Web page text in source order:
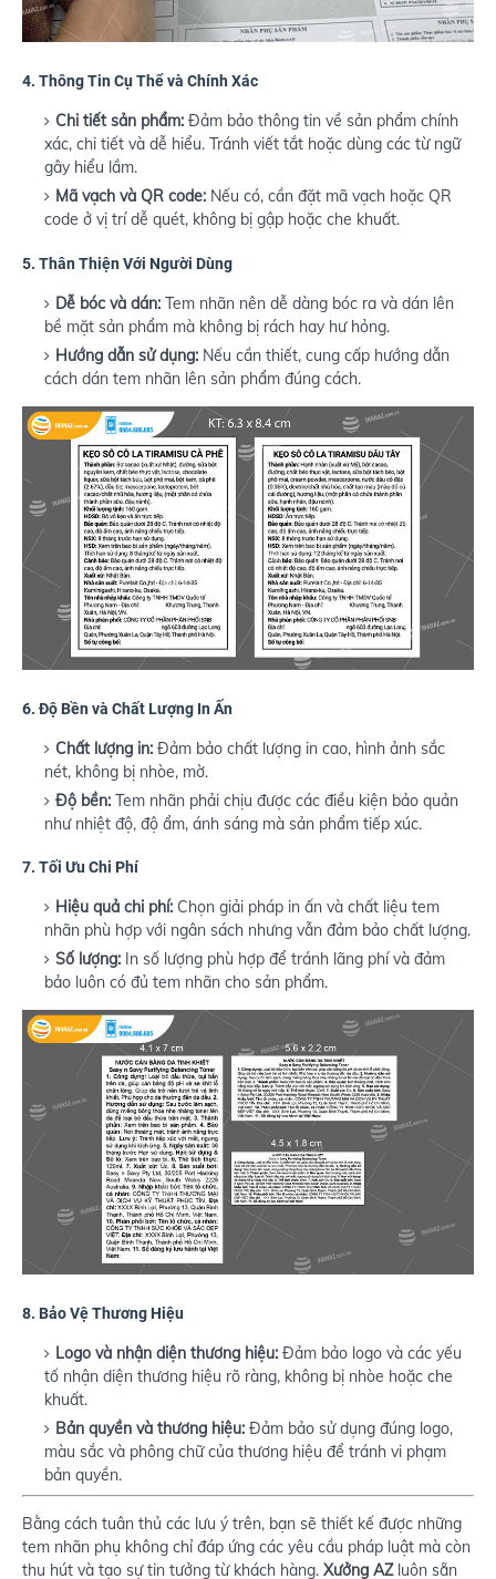
4. Thông Tin Cụ Thể và Chính Xác
Chi tiết sản phẩm: Đảm bảo thông tin về sản phẩm chính
xác, chi tiết và dễ hiểu. Tránh viết tắt hoặc dùng các từ ngữ
gây hiểu lầm.
Mã vạch và QR code: Nếu có, cần đặt mã vạch hoặc QR
code ở vị trí dễ quét, không bị gập hoặc che khuất.
5. Thân Thiện Với Người Dùng
Dễ bóc và dán: Tem nhãn nên dễ dàng bóc ra và dán lên
bề mặt sản phẩm mà không bị rách hay hư hỏng.
Hướng dẫn sử dụng: Nếu cần thiết, cung cấp hướng dẫn
cách dán tem nhãn lên sản phẩm đúng cách.
6.Độ Bền và Chất Lượng In Ấn
Chất lượng in: Đảm bảo chất lượng in cao, hình ảnh sắc
nét, không bị nhòe, mờ.
Độ bền: Tem nhãn phải chịu được các điều kiện bảo quản
như nhiệt độ, độ ẩm, ánh sáng mà sản phẩm tiếp xúc.
7. Tối Ưu Chi Phí
Hiệu quả chi phí: Chọn giải pháp in ấn và chất liệu tem
nhãn phù hợp với ngân sách nhưng vẫn đảm bảo chất lượng.
Số lượng: In số lượng phù hợp để tránh lãng phí và đảm
bảo luôn có đủ tem nhãn cho sản phẩm.
8. Bảo Vệ Thương Hiệu
Logo và nhận diện thương hiệu: Đảm bảo logo và các yếu
tố nhận diện thương hiệu rõ ràng, không bị nhòe hoặc che
khuất.
Bản quyền và thương hiệu: Đảm bảo sử dụng đúng logo,
màu sắc và phông chữ của thương hiệu để tránh vi phạm
bản quyền.
Bằng cách tuân thủ các lưu ý trên, bạn sẽ thiết kế được những
tem nhãn phụ không chỉ đáp ứng các yêu cầu pháp luật mà còn
thu hút và tạo sự tin tưởng từ khách hàng. Xưởng AZluôn sẵn